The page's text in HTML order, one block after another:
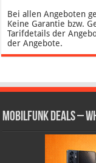
Bei allen Angeboten
Keine Garantie bzw.
Tarifdetails der
der Angebote.
Mobilfunk Deals –